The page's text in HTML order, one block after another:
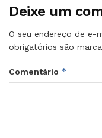
Deixe um
O seu endereço de e-
obrigatórios são
Comentário *